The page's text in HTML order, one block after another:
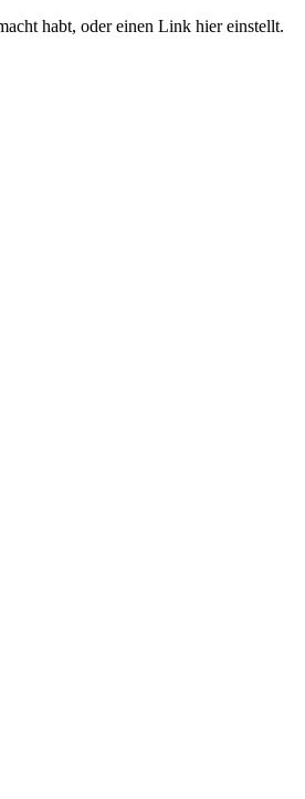
habt, oder einen Link hier einstellt.